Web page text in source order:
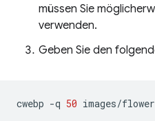
müssen Sie
verwenden.
Geben Sie den
cwebp -q 50 images/